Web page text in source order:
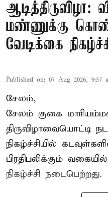
மண்ணுக்கு
வேடிக்கை
Published on: 07 Aug 2026, 9:57
சேலம்,
சேலம் குகை
திருவிழாவையொட்டி
நிகழ்ச்சியில்
பிரதிபலிக்கும்
நிகழ்ச்சி நடைபெற்றது.